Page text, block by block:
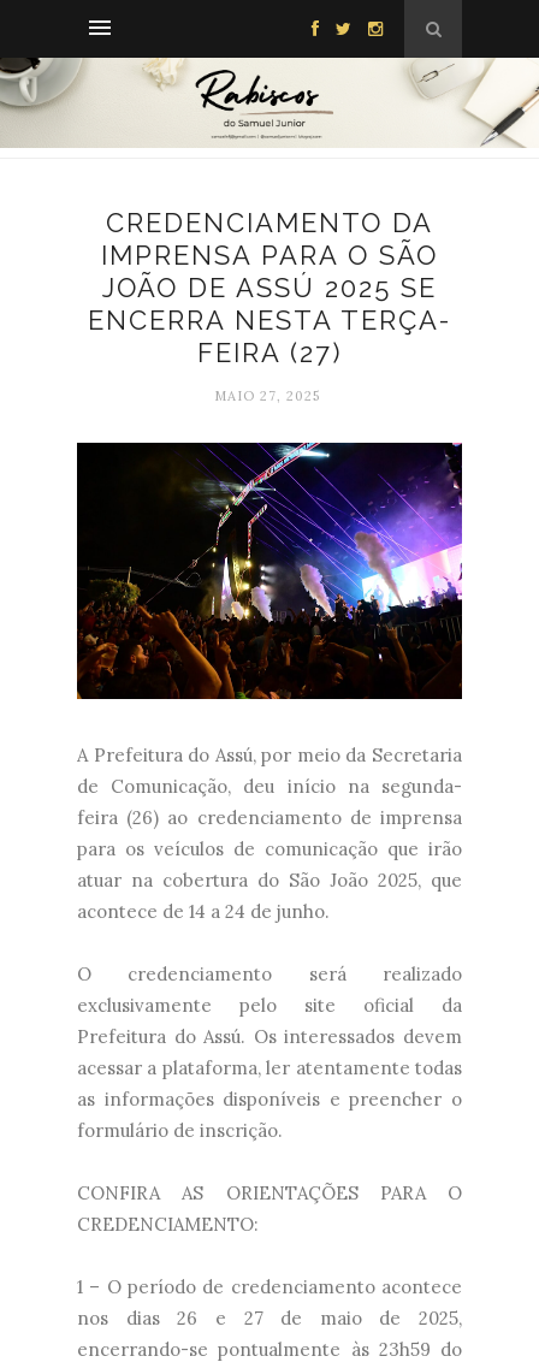
CREDENCIAMENTO DA
IMPRENSA PARA O SÃO
JOÃO DE ASSÚ 2025 SE
ENCERRA NESTA TERÇA-
FEIRA (27)
MAIO 27, 2025
A Prefeitura do Assú, por meio da Secretaria
de Comunicação, deu início na segunda-
feira (26) ao credenciamento de imprensa
para os veículos de comunicação que irão
atuar na cobertura do São João 2025, que
acontece de 14 a 24 de junho.
O credenciamento será realizado
exclusivamente pelo site oficial da
Prefeitura do Assú. Os interessados devem
acessar a plataforma, ler atentamente todas
as informações disponíveis e preencher o
formulário de inscrição.
CONFIRA AS ORIENTAÇÕES PARA O
CREDENCIAMENTO:
1 – O período de credenciamento acontece
nos dias 26 e 27 de maio de 2025,
encerrando-se pontualmente às 23h59 do